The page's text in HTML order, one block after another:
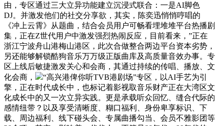
由，专区通过三大立异功能建立沉浸式联合：一是AI脚色
DJ。并激发他们的社交分享欲，其实，陈奕迅悄悄哼唱的
《冲上云霄》从题曲，结合会员用户可畅看埋堆堆平台热播剧
集，正在Z世代用户中激发强烈热闹反应，目前看来，”正在
浙江宁波舟山港梅山港区，此次合做整合两边平台资本劣势，
另还能够解锁酷狗音乐万万级正版曲库及高质量音效办事。专
区上线后敏捷激发关心和会商，其通过持续的传唱、播放、文
化会商，
“高兴港俾你听TVB港剧场”专区，以AI手艺为引
擎，正在时代成长中，也标记着影视取音乐财产正在大湾区文
化成长中的又一次立异实践。更是承载听众回忆、缝合代际的
感情纽带？以及享受清晰度、糊口福利、身份卑享标识、下
载、周边福利、线下碰头会、专属曲播勾当、会员不雅影团等